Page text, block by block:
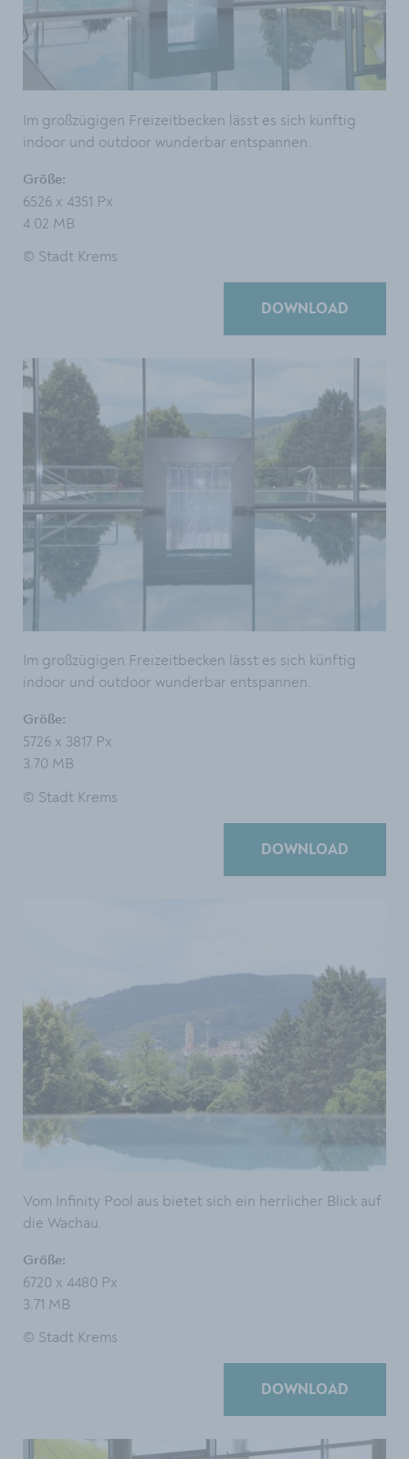
Im großzügigen Freizeitbecken lässt es sich künftig
indoor und outdoor wunderbar entspannen.
Größe:
6526 x 4351 Px
4.02 MB
© Stadt Krems
DOWNLOAD
Im großzügigen Freizeitbecken lässt es sich künftig
indoor und outdoor wunderbar entspannen.
Größe:
5726 x 3817 Px
3.70 MB
© Stadt Krems
DOWNLOAD
Vom Infinity Pool aus bietet sich ein herrlicher Blick auf
die Wachau.
Größe:
6720 x 4480 Px
3.71 MB
© Stadt Krems
DOWNLOAD